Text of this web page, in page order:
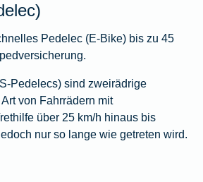
Pedelec (E-Bike) bis zu 45
Pedelecs) sind zweirädrige
von Fahrrädern mit
über 25 km/h hinaus bis
nur so lange wie getreten wird.